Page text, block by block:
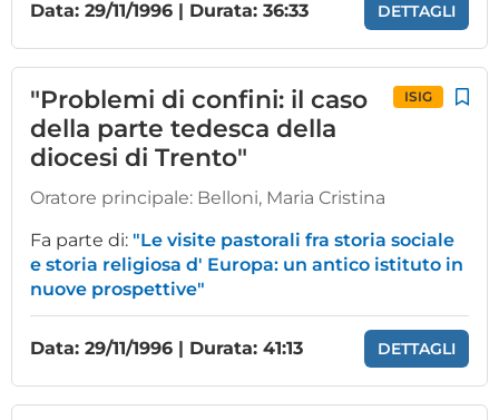
Data: 29/11/1996 | Durata: 36:33 DETTAGLI
"Problemi di confini: il caso
della parte tedesca della
diocesi di Trento"
ISIG
Oratore principale: Belloni, Maria Cristina
Fa parte di: "Le visite pastorali fra storia sociale
e storia religiosa d' Europa: un antico istituto in
nuove prospettive"
Data: 29/11/1996 | Durata: 41:13 DETTAGLI